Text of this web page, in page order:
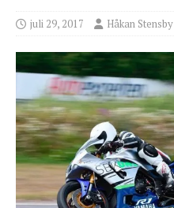
juli 29, 2017 Håkan Stensby